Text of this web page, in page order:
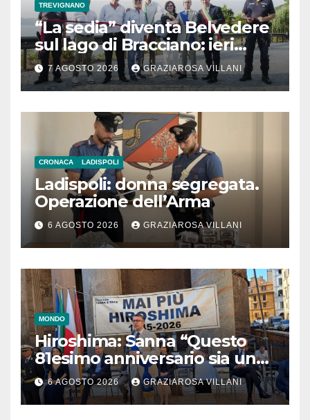
TREVIGNANO
“La sedia” diventa Belvedere
sul lago di Bracciano: ieri
l’inaugurazione
7 AGOSTO 2026 GRAZIAROSA VILLANI
CRONACA LADISPOLI
Ladispoli: donna segregata.
Operazione dell’Arma
6 AGOSTO 2026 GRAZIAROSA VILLANI
MONDO
Hiroshima: Sanna “Questo
81esimo anniversario sia un
monito per tutti”
6 AGOSTO 2026 GRAZIAROSA VILLANI